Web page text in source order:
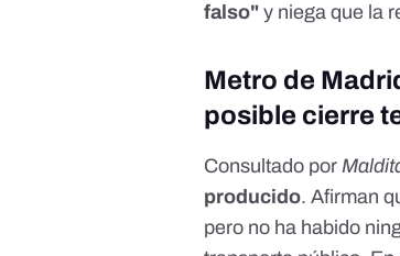
falso" y niega que la
Metro de
posible cierre
Consultado por
producido. Afirman
pero no ha habido